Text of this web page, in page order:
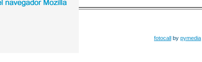
fotocall by pymedia